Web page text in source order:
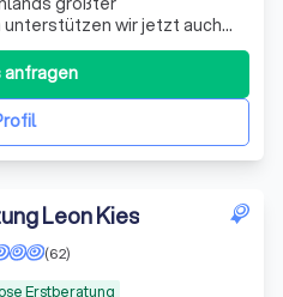
wir jetzt auch
ZDF, ARD, RTL und vielen
anfragen
Leon Kies
Erstberatung
(62)